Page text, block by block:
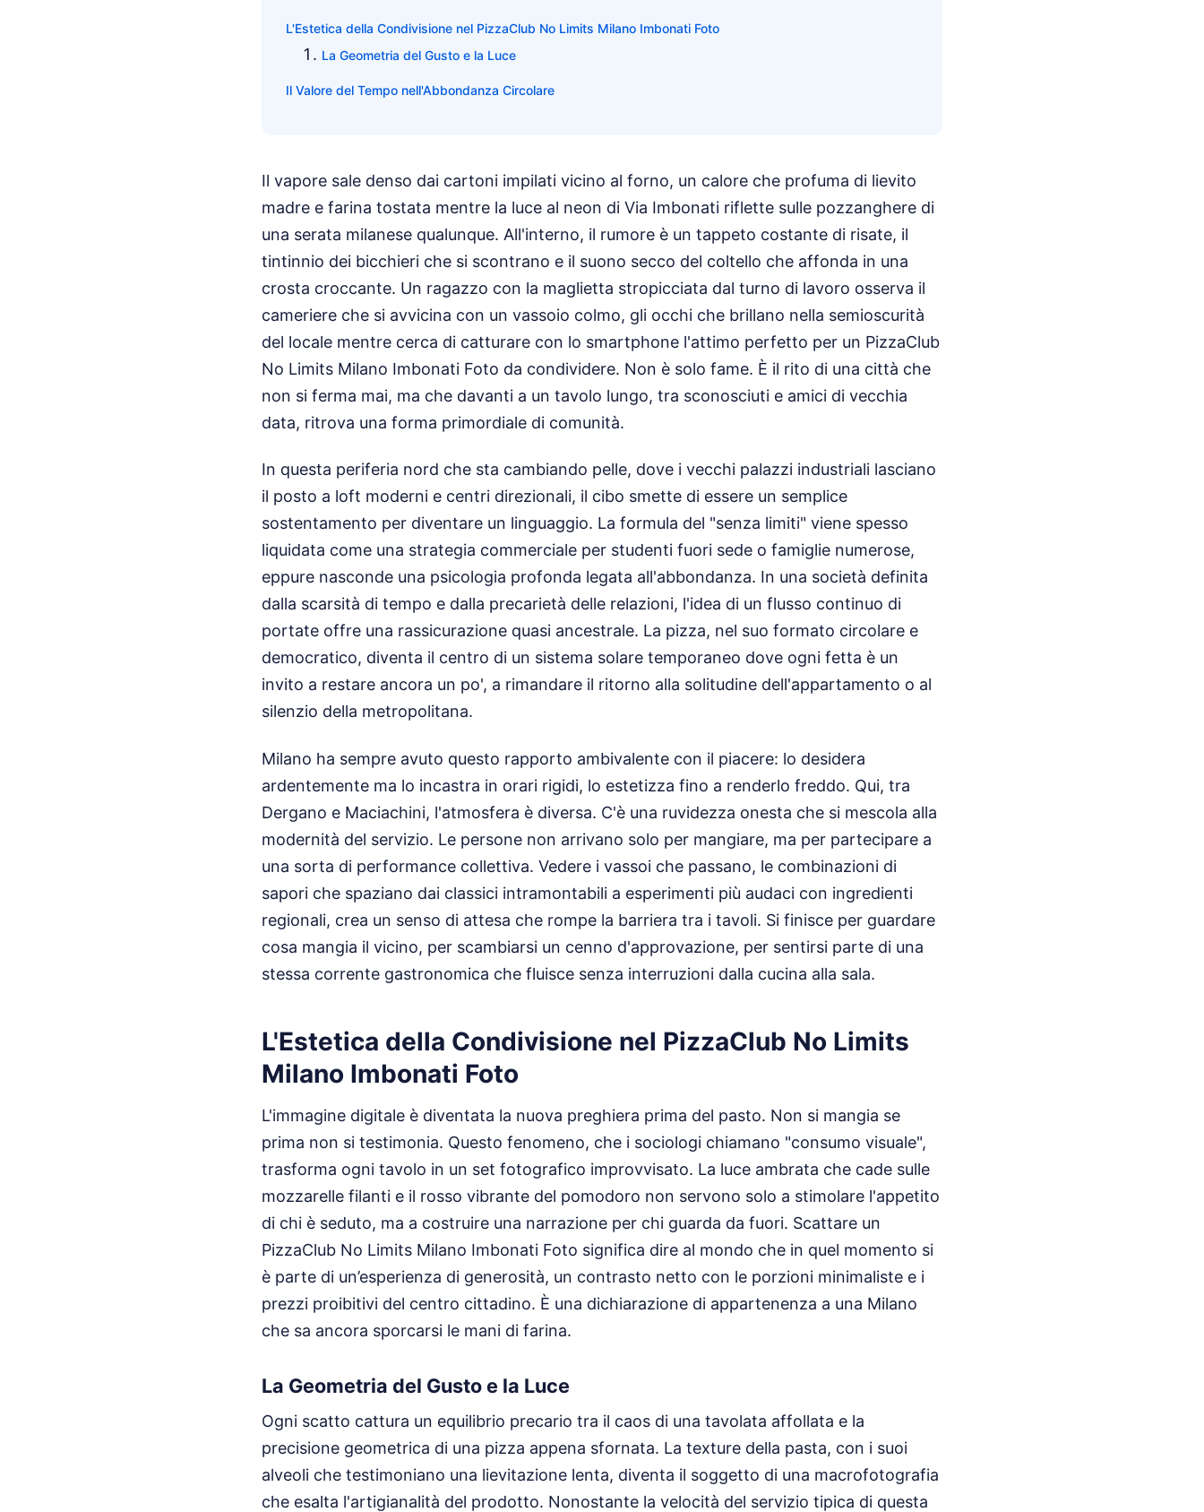
L'Estetica della Condivisione nel PizzaClub No Limits Milano Imbonati Foto
La Geometria del Gusto e la Luce
Il Valore del Tempo nell'Abbondanza Circolare
Il vapore sale denso dai cartoni impilati vicino al forno, un calore che profuma di lievito
madre e farina tostata mentre la luce al neon di Via Imbonati riflette sulle pozzanghere di
una serata milanese qualunque. All'interno, il rumore è un tappeto costante di risate, il
tintinnio dei bicchieri che si scontrano e il suono secco del coltello che affonda in una
crosta croccante. Un ragazzo con la maglietta stropicciata dal turno di lavoro osserva il
cameriere che si avvicina con un vassoio colmo, gli occhi che brillano nella semioscurità
del locale mentre cerca di catturare con lo smartphone l'attimo perfetto per un PizzaClub
No Limits Milano Imbonati Foto da condividere. Non è solo fame. È il rito di una città che
non si ferma mai, ma che davanti a un tavolo lungo, tra sconosciuti e amici di vecchia
data, ritrova una forma primordiale di comunità.
In questa periferia nord che sta cambiando pelle, dove i vecchi palazzi industriali lasciano
il posto a loft moderni e centri direzionali, il cibo smette di essere un semplice
sostentamento per diventare un linguaggio. La formula del "senza limiti" viene spesso
liquidata come una strategia commerciale per studenti fuori sede o famiglie numerose,
eppure nasconde una psicologia profonda legata all'abbondanza. In una società definita
dalla scarsità di tempo e dalla precarietà delle relazioni, l'idea di un flusso continuo di
portate offre una rassicurazione quasi ancestrale. La pizza, nel suo formato circolare e
democratico, diventa il centro di un sistema solare temporaneo dove ogni fetta è un
invito a restare ancora un po', a rimandare il ritorno alla solitudine dell'appartamento o al
silenzio della metropolitana.
Milano ha sempre avuto questo rapporto ambivalente con il piacere: lo desidera
ardentemente ma lo incastra in orari rigidi, lo estetizza fino a renderlo freddo. Qui, tra
Dergano e Maciachini, l'atmosfera è diversa. C'è una ruvidezza onesta che si mescola alla
modernità del servizio. Le persone non arrivano solo per mangiare, ma per partecipare a
una sorta di performance collettiva. Vedere i vassoi che passano, le combinazioni di
sapori che spaziano dai classici intramontabili a esperimenti più audaci con ingredienti
regionali, crea un senso di attesa che rompe la barriera tra i tavoli. Si finisce per guardare
cosa mangia il vicino, per scambiarsi un cenno d'approvazione, per sentirsi parte di una
stessa corrente gastronomica che fluisce senza interruzioni dalla cucina alla sala.
L'Estetica della Condivisione nel PizzaClub No Limits
Milano Imbonati Foto
L'immagine digitale è diventata la nuova preghiera prima del pasto. Non si mangia se
prima non si testimonia. Questo fenomeno, che i sociologi chiamano "consumo visuale",
trasforma ogni tavolo in un set fotografico improvvisato. La luce ambrata che cade sulle
mozzarelle filanti e il rosso vibrante del pomodoro non servono solo a stimolare l'appetito
di chi è seduto, ma a costruire una narrazione per chi guarda da fuori. Scattare un
PizzaClub No Limits Milano Imbonati Foto significa dire al mondo che in quel momento si
è parte di un’esperienza di generosità, un contrasto netto con le porzioni minimaliste e i
prezzi proibitivi del centro cittadino. È una dichiarazione di appartenenza a una Milano
che sa ancora sporcarsi le mani di farina.
La Geometria del Gusto e la Luce
Ogni scatto cattura un equilibrio precario tra il caos di una tavolata affollata e la
precisione geometrica di una pizza appena sfornata. La texture della pasta, con i suoi
alveoli che testimoniano una lievitazione lenta, diventa il soggetto di una macrofotografia
che esalta l'artigianalità del prodotto. Nonostante la velocità del servizio tipica di questa